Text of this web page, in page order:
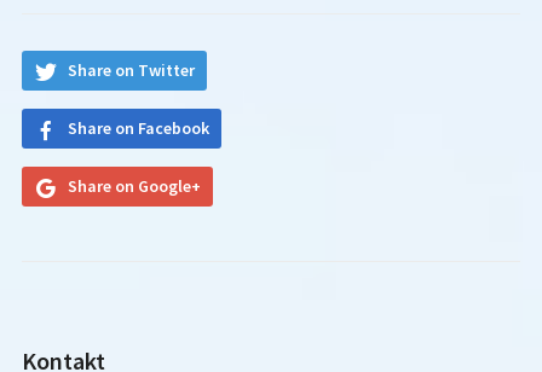
Share on Twitter
Share on Facebook
Share on Google+
Kontakt